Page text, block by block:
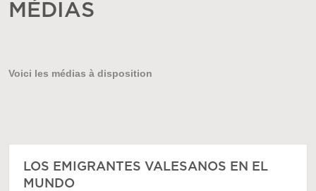
MÉDIAS
Voici les médias à disposition
LOS EMIGRANTES VALESANOS EN EL
MUNDO